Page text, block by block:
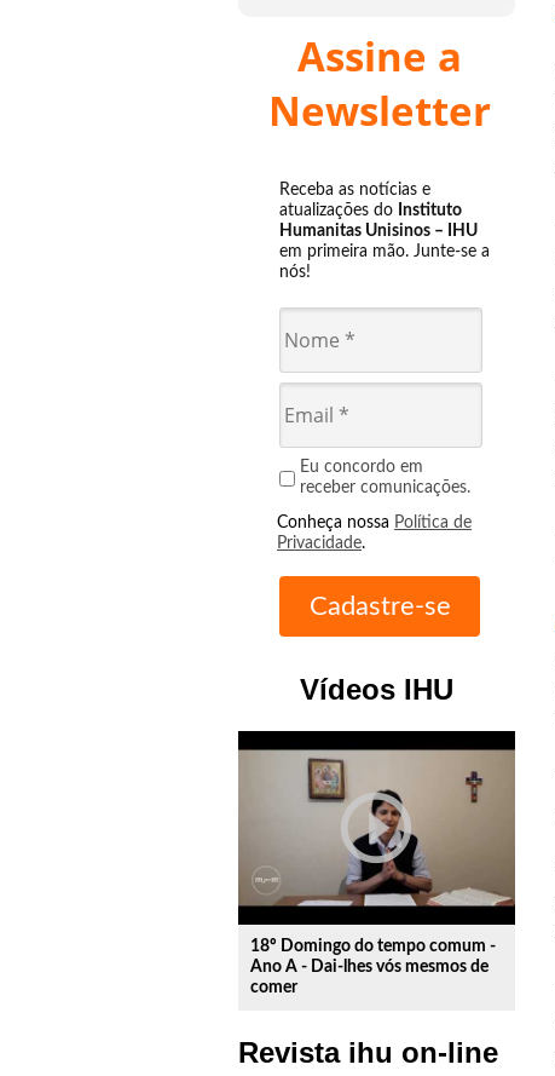
Assine a
Newsletter
Receba as notícias e
atualizações do Instituto
Humanitas Unisinos – IHU
em primeira mão. Junte-se a
nós!
Eu concordo em
receber comunicações.
Conheça nossa Política de
Privacidade.
Vídeos IHU
play_circle_outline
18º Domingo do tempo comum -
Ano A - Dai-lhes vós mesmos de
comer
Revista ihu on-line